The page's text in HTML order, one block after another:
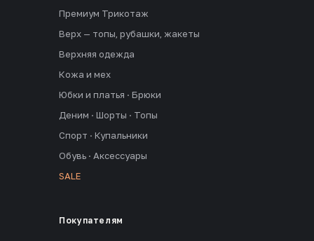
Премиум Трикотаж
Верх — топы, рубашки, жакеты
Верхняя одежда
Кожа и мех
Юбки и платья · Брюки
Деним · Шорты · Топы
Спорт · Купальники
Обувь · Аксессуары
SALE
Покупателям